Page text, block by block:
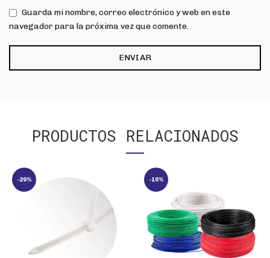
Guarda mi nombre, correo electrónico y web en este
navegador para la próxima vez que comente.
PRODUCTOS RELACIONADOS
-29% -16%